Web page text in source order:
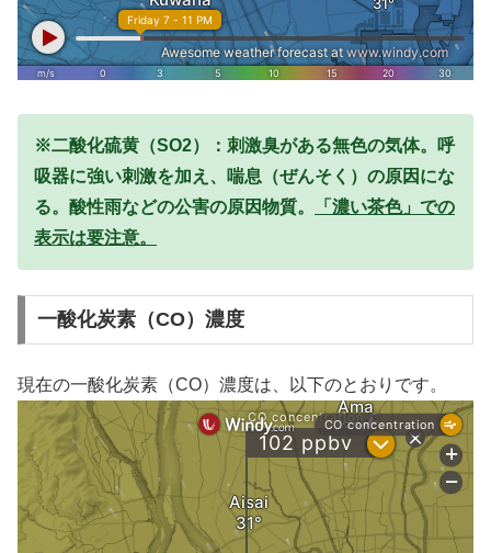
※二酸化硫黄（SO2）：刺激臭がある無色の気体。呼
吸器に強い刺激を加え、喘息（ぜんそく）の原因にな
る。酸性雨などの公害の原因物質。
「濃い茶色」での
表示は要注意。
一酸化炭素（CO）濃度
現在の一酸化炭素（CO）濃度は、以下のとおりです。